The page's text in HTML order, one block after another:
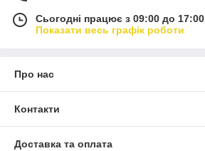
Сьогодні працює з 09:00 до 17:00
Показати весь графік роботи
Про нас
Контакти
Доставка та оплата